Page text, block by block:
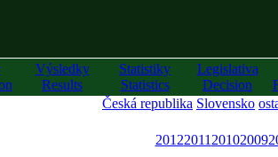
Výsledky
Results
Statistiky
Statistics
Legislativa
Decision
Česká republika Slovensko
20122011 20102009